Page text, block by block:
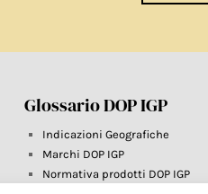
Glossario DOP IGP
Indicazioni Geografiche
Marchi DOP IGP
Normativa prodotti DOP IGP